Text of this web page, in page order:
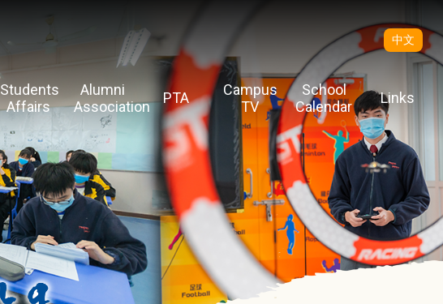
中文
Students
Affairs
Alumni
Association
PTA
Campus
TV
School
Calendar
Links